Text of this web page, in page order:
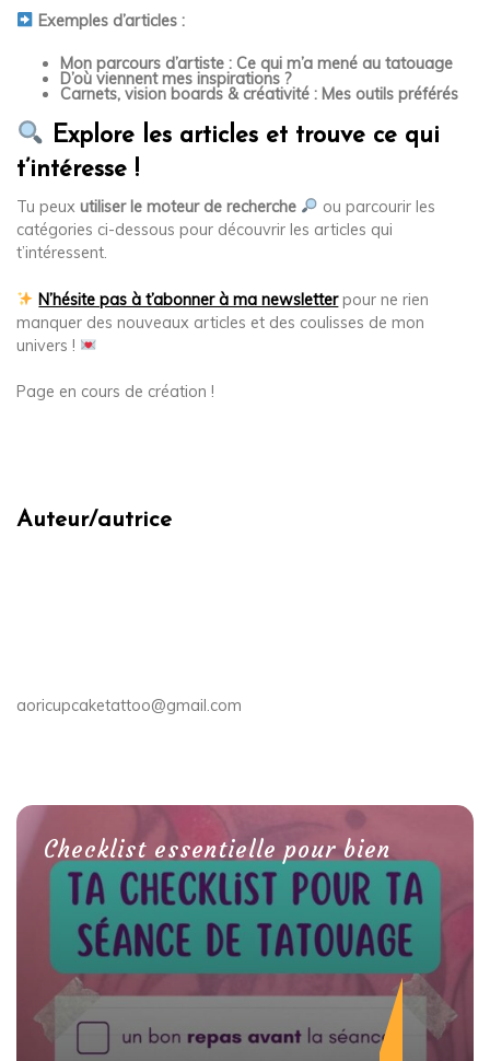
Exemples d’articles :
Mon parcours d’artiste : Ce qui m’a mené au tatouage
D’où viennent mes inspirations ?
Carnets, vision boards & créativité : Mes outils préférés
Explore les articles et trouve ce qui
t’intéresse !
Tu peux utiliser le moteur de recherche
ou parcourir les
catégories ci-dessous pour découvrir les articles qui
t’intéressent.
N’hésite pas à t’abonner à ma newsletterpour ne rien
manquer des nouveaux articles et des coulisses de mon
univers !
Page en cours de création !
Auteur/autrice
aoricupcaketattoo@gmail.com
Checklist essentielle pour bien